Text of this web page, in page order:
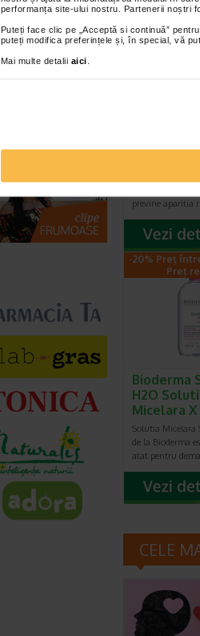
performanța site-ului nostru. Partenerii noștri
Puteți face clic pe „Acceptă si continuă”
puteți modifica preferințele și, în special, vă
Mai multe detalii aici
-40% Preț
previne aparitia
-20% Preț
Preț
Bioderma
H2O
Micelara
Solutia Micelara
de la Bioderma
atat pentru
CELE